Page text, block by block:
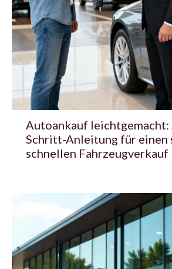
Autoankauf
Schritt-Anleitung für einen
schnellen Fahrzeugverkauf